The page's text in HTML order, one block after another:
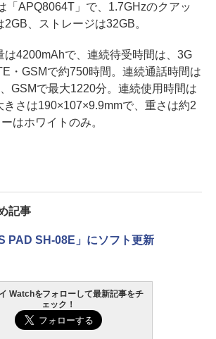
「APQ8064T」で、1.7GHzのクアッ
2GB、ストレージは32GB。
4200mAhで、連続待受時間は、3G
・GSMで約750時間。連続通話時間は
GSMで最大1220分。連続使用時間は
きさは190×107×9.9mmで、重さは約2
はホワイトのみ。
記事
PAD SH-08E」にソフト更新
Watchをフォローして最新記事をチ
ェック！